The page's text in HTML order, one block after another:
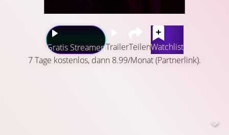
Gratis StreamenTrailerTeilenWatchlist
7 Tage kostenlos, dann 8.99/Monat (Partnerlink).
wenn er dort das Tier finden will, muss er sich den